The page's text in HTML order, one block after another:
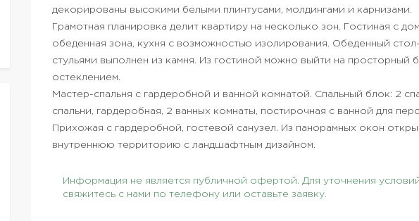
декорированы высокими белыми плинтусами, молдингами и карнизами.
Грамотная планировка делит квартиру на несколько зон. Гостиная с
обеденная зона, кухня с возможностью изолирования. Обеденный
стульями выполнен из камня. Из гостиной можно выйти на просторный
остеклением.
Мастер-спальня с гардеробной и ванной комнатой. Спальный блок: 2
спальни, гардеробная, 2 ванных комнаты, постирочная с ванной для
Прихожая с гардеробной, гостевой санузел. Из панорамных окон
внутреннюю территорию с ландшафтным дизайном.
Информация не является публичной офертой. Для уточнения
свяжитесь с нами по телефону или оставьте заявку.